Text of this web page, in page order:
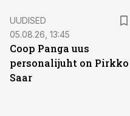
UUDISED
05.08.26, 13:45
Coop Panga uus
personalijuht on Pirkko
Saar